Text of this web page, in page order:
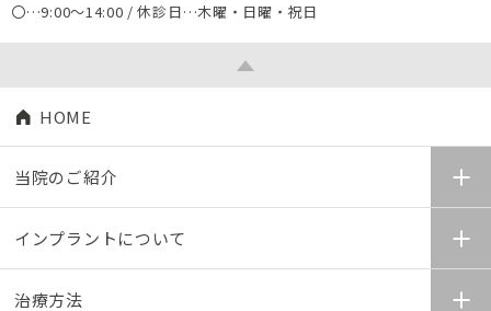
〇…9:00～14:00 / 休診日…木曜・日曜・祝日
HOME
当院のご紹介
インプラントについて
治療方法